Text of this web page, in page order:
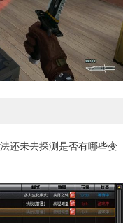
还未去探测是否有哪些变